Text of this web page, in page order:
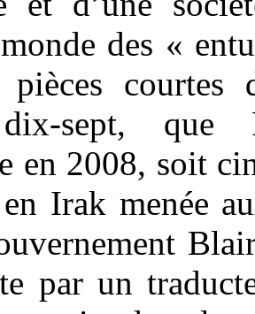
des «
courtes
sept, que
en 2008, soit
Irak menée
par un